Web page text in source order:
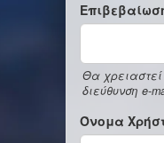
Θα χρειαστεί
διεύθυνση e-
Όνομα